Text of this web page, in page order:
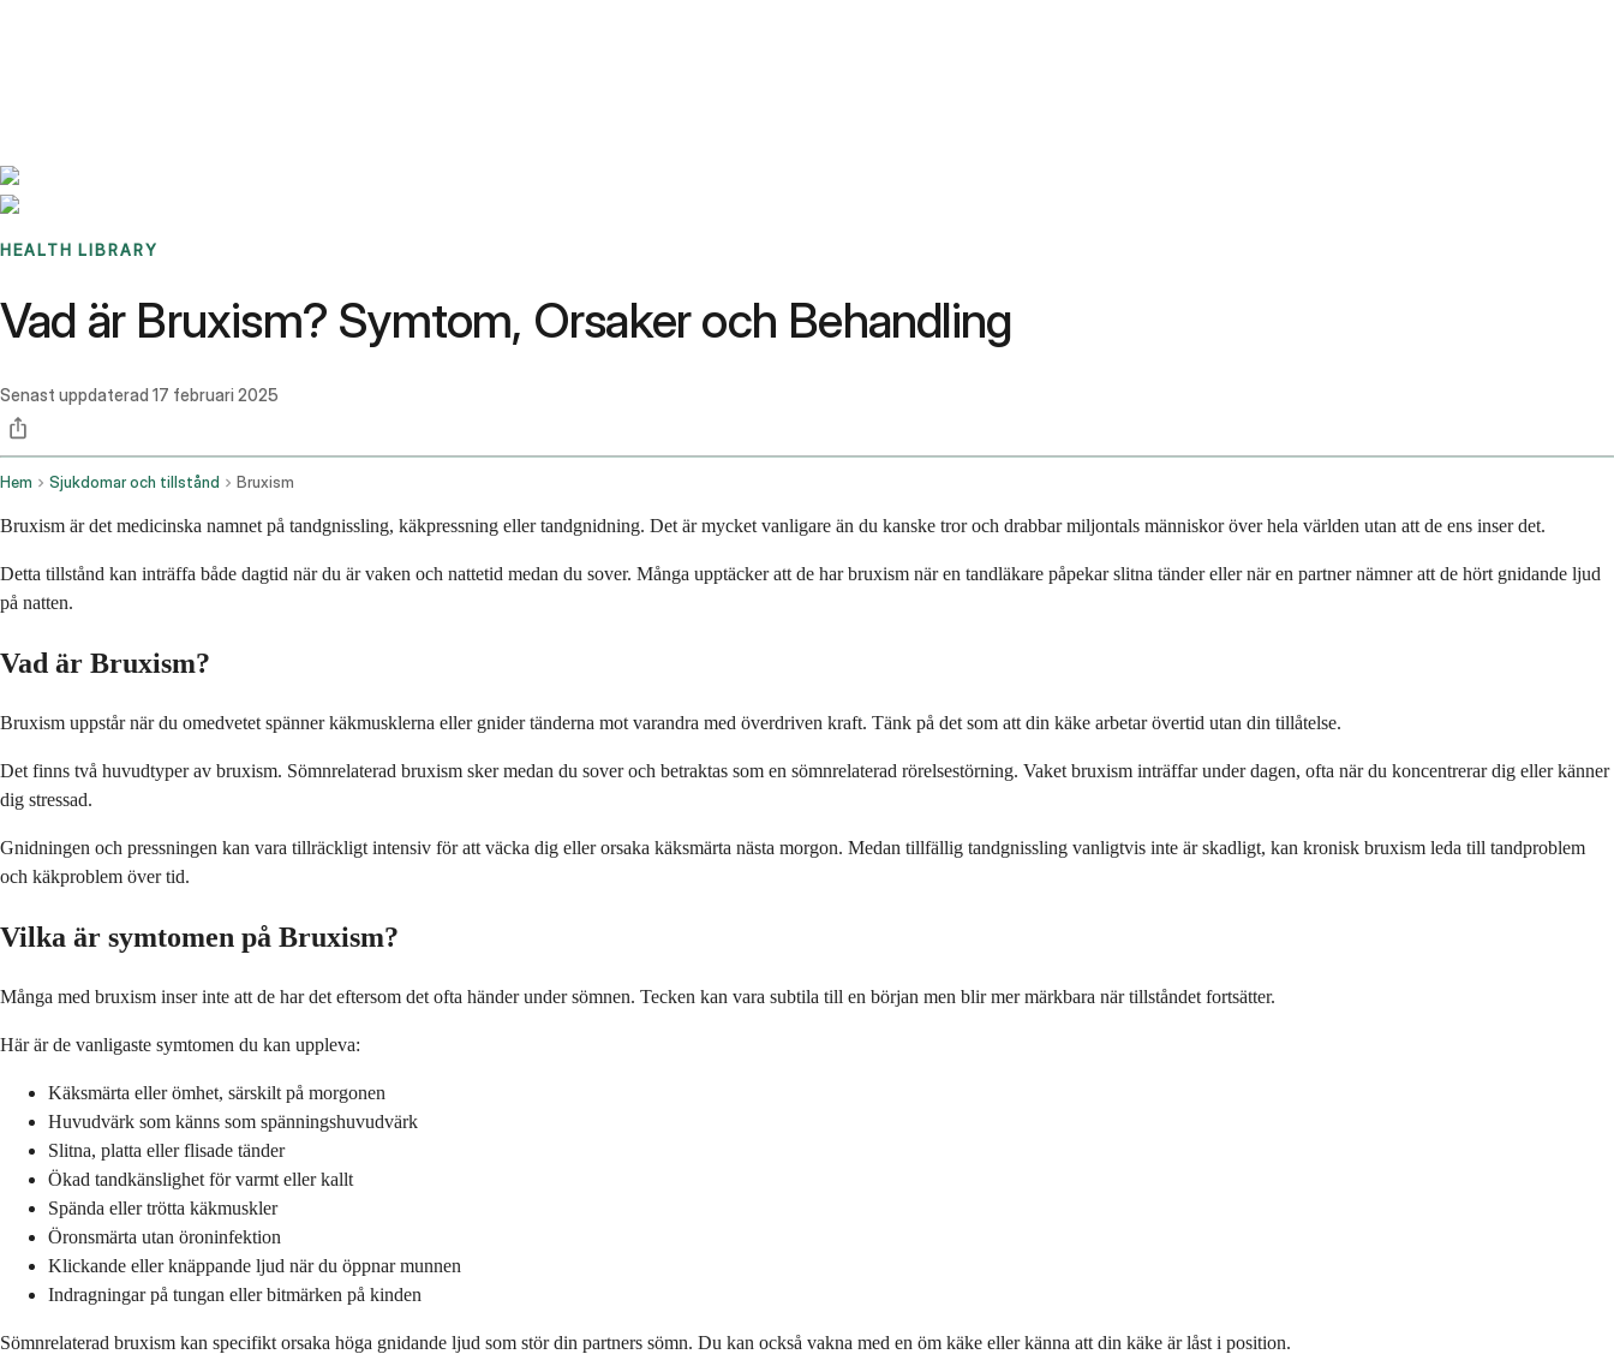
HEALTH LIBRARY
Vad är Bruxism? Symtom, Orsaker och Behandling
Senast uppdaterad 17 februari 2025
Hem Sjukdomar och tillstånd Bruxism
Bruxism är det medicinska namnet på tandgnissling, käkpressning eller tandgnidning. Det är mycket vanligare än du kanske tror och drabbar miljontals människor över hela världen utan att de ens inser det.
Detta tillstånd kan inträffa både dagtid när du är vaken och nattetid medan du sover. Många upptäcker att de har bruxism när en tandläkare påpekar slitna tänder eller när en partner nämner att de hört gnidande ljud
på natten.
Vad är Bruxism?
Bruxism uppstår när du omedvetet spänner käkmusklerna eller gnider tänderna mot varandra med överdriven kraft. Tänk på det som att din käke arbetar övertid utan din tillåtelse.
Det finns två huvudtyper av bruxism. Sömnrelaterad bruxism sker medan du sover och betraktas som en sömnrelaterad rörelsestörning. Vaket bruxism inträffar under dagen, ofta när du koncentrerar dig eller känner
dig stressad.
Gnidningen och pressningen kan vara tillräckligt intensiv för att väcka dig eller orsaka käksmärta nästa morgon. Medan tillfällig tandgnissling vanligtvis inte är skadligt, kan kronisk bruxism leda till tandproblem
och käkproblem över tid.
Vilka är symtomen på Bruxism?
Många med bruxism inser inte att de har det eftersom det ofta händer under sömnen. Tecken kan vara subtila till en början men blir mer märkbara när tillståndet fortsätter.
Här är de vanligaste symtomen du kan uppleva:
Käksmärta eller ömhet, särskilt på morgonen
Huvudvärk som känns som spänningshuvudvärk
Slitna, platta eller flisade tänder
Ökad tandkänslighet för varmt eller kallt
Spända eller trötta käkmuskler
Öronsmärta utan öroninfektion
Klickande eller knäppande ljud när du öppnar munnen
Indragningar på tungan eller bitmärken på kinden
Sömnrelaterad bruxism kan specifikt orsaka höga gnidande ljud som stör din partners sömn. Du kan också vakna med en öm käke eller känna att din käke är låst i position.